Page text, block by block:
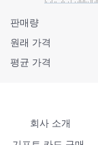
판매량
원래 가격
평균 가격
회사 소개